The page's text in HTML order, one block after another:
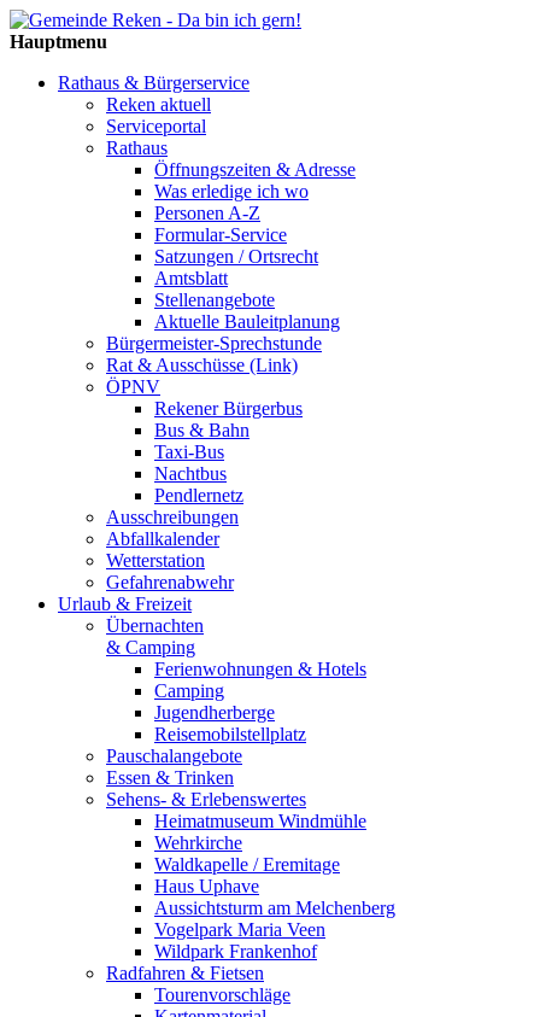
Hauptmenu
Rathaus & Bürgerservice
Reken aktuell
Serviceportal
Rathaus
Öffnungszeiten & Adresse
Was erledige ich wo
Personen A-Z
Formular-Service
Satzungen / Ortsrecht
Amtsblatt
Stellenangebote
Aktuelle Bauleitplanung
Bürgermeister-Sprechstunde
Rat & Ausschüsse (Link)
ÖPNV
Rekener Bürgerbus
Bus & Bahn
Taxi-Bus
Nachtbus
Pendlernetz
Ausschreibungen
Abfallkalender
Wetterstation
Gefahrenabwehr
Urlaub & Freizeit
Übernachten
& Camping
Ferienwohnungen & Hotels
Camping
Jugendherberge
Reisemobilstellplatz
Pauschalangebote
Essen & Trinken
Sehens- & Erlebenswertes
Heimatmuseum Windmühle
Wehrkirche
Waldkapelle / Eremitage
Haus Uphave
Aussichtsturm am Melchenberg
Vogelpark Maria Veen
Wildpark Frankenhof
Radfahren & Fietsen
Tourenvorschläge